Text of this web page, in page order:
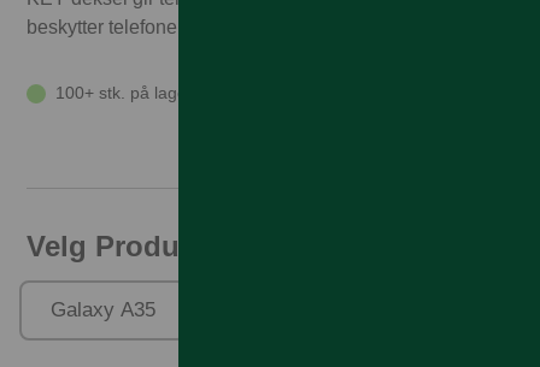
beskytter telefonen din.
100+ stk. på lager
Velg Produktfamilie
Galaxy A35